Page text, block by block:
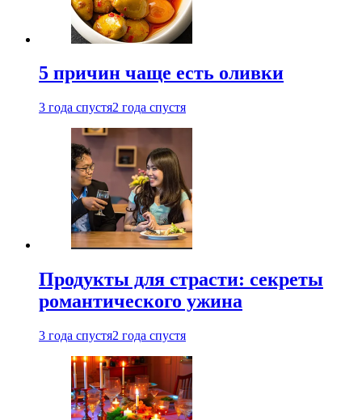
5 причин чаще есть оливки
3 года спустя2 года спустя
Продукты для страсти: секреты
романтического ужина
3 года спустя2 года спустя